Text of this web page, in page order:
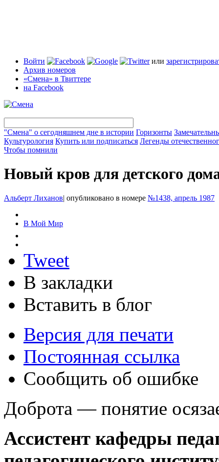
Войти или
Архив номеров
«Смена» в Твиттере
на Facebook
"Смена" о сегодняшнем дне в истории Горизонты
Культурология Купить или подписаться Легенды
Чтобы помнили
Новый кров для детского
Альберт Лиханов| опубликовано в номере №1438, апрель 1987
В Мой Мир
Tweet
В закладки
Вставить в блог
Версия для печати
Постоянная ссылка
Сообщить об ошибке
Доброта — понятие
Ассистент кафедры